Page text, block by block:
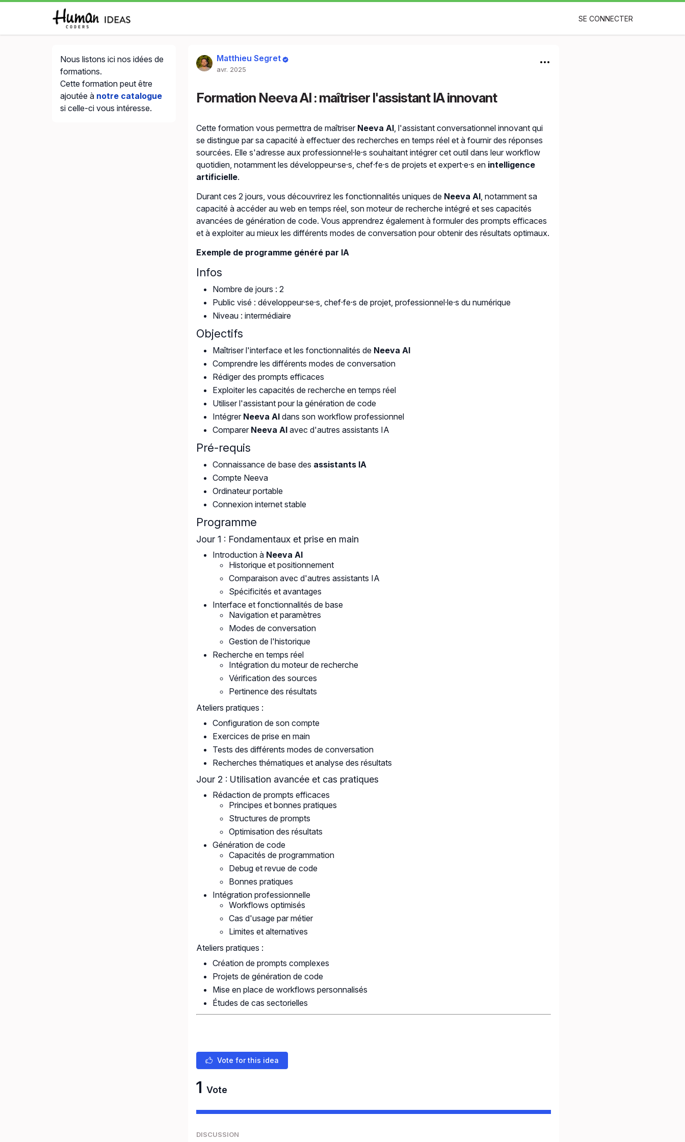
SE CONNECTER
Matthieu Segret
avr. 2025
Formation Neeva AI : maîtriser l'assistant IA innovant
Cette formation vous permettra de maîtriser Neeva AI, l'assistant conversationnel innovant qui
se distingue par sa capacité à effectuer des recherches en temps réel et à fournir des réponses
sourcées. Elle s'adresse aux professionnel·le·s souhaitant intégrer cet outil dans leur workflow
quotidien, notamment les développeur·se·s, chef·fe·s de projets et expert·e·s en intelligence
artificielle.
Durant ces 2 jours, vous découvrirez les fonctionnalités uniques de Neeva AI, notamment sa
capacité à accéder au web en temps réel, son moteur de recherche intégré et ses capacités
avancées de génération de code. Vous apprendrez également à formuler des prompts efficaces
et à exploiter au mieux les différents modes de conversation pour obtenir des résultats optimaux.
Exemple de programme généré par IA
Infos
Nombre de jours : 2
Public visé : développeur·se·s, chef·fe·s de projet, professionnel·le·s du numérique
Niveau : intermédiaire
Objectifs
Maîtriser l'interface et les fonctionnalités de Neeva AI
Comprendre les différents modes de conversation
Rédiger des prompts efficaces
Exploiter les capacités de recherche en temps réel
Utiliser l'assistant pour la génération de code
Intégrer Neeva AIdans son workflow professionnel
Comparer Neeva AIavec d'autres assistants IA
Pré-requis
Connaissance de base des assistants IA
Compte Neeva
Ordinateur portable
Connexion internet stable
Programme
Jour 1 : Fondamentaux et prise en main
Introduction à Neeva AI
Historique et positionnement
Comparaison avec d'autres assistants IA
Spécificités et avantages
Interface et fonctionnalités de base
Navigation et paramètres
Modes de conversation
Gestion de l'historique
Recherche en temps réel
Intégration du moteur de recherche
Vérification des sources
Pertinence des résultats
Ateliers pratiques :
Configuration de son compte
Exercices de prise en main
Tests des différents modes de conversation
Recherches thématiques et analyse des résultats
Jour 2 : Utilisation avancée et cas pratiques
Rédaction de prompts efficaces
Principes et bonnes pratiques
Structures de prompts
Optimisation des résultats
Génération de code
Capacités de programmation
Debug et revue de code
Bonnes pratiques
Intégration professionnelle
Workflows optimisés
Cas d'usage par métier
Limites et alternatives
Ateliers pratiques :
Création de prompts complexes
Projets de génération de code
Mise en place de workflows personnalisés
Études de cas sectorielles
Vote for this idea
1 Vote
DISCUSSION
Nous listons ici nos idées de
formations.
Cette formation peut être
ajoutée à notre catalogue
si celle-ci vous intéresse.